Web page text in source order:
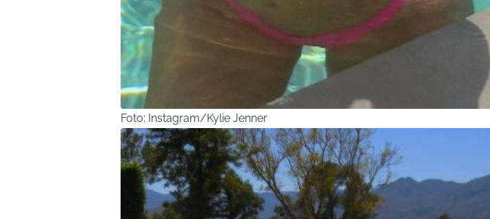
Foto: Instagram/Kylie Jenner